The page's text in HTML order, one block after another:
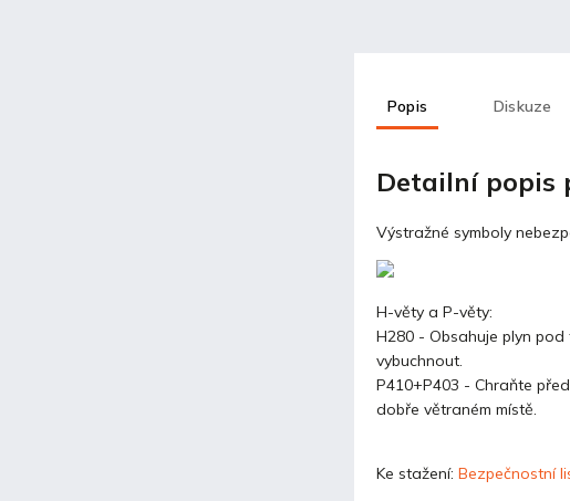
Popis Diskuze
Detailní popis
Výstražné symboly
H-věty a P-věty:
H280 - Obsahuje plyn
vybuchnout.
P410+P403 - Chraňte
dobře větraném místě.
Ke stažení: Bezpečnostní